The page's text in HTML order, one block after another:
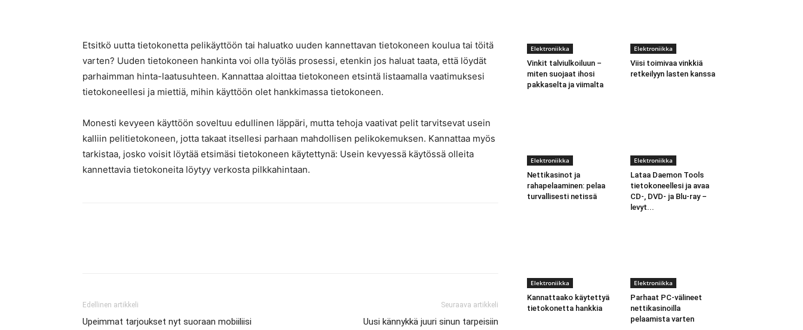
Etsitkö uutta tietokonetta pelikäyttöön tai haluatko uuden kannettavan tietokoneen koulua tai töitä
varten? Uuden tietokoneen hankinta voi olla työläs prosessi, etenkin jos haluat taata, että löydät
parhaimman hinta-laatusuhteen. Kannattaa aloittaa tietokoneen etsintä listaamalla vaatimuksesi
tietokoneellesi ja miettiä, mihin käyttöön olet hankkimassa tietokoneen.
Monesti kevyeen käyttöön soveltuu edullinen läppäri, mutta tehoja vaativat pelit tarvitsevat usein
kalliin pelitietokoneen, jotta takaat itsellesi parhaan mahdollisen pelikokemuksen. Kannattaa myös
tarkistaa, josko voisit löytää etsimäsi tietokoneen käytettynä: Usein kevyessä käytössä olleita
kannettavia tietokoneita löytyy verkosta pilkkahintaan.
Edellinen artikkeli
Upeimmat tarjoukset nyt suoraan mobiiliisi
Seuraava artikkeli
Uusi kännykkä juuri sinun tarpeisiin
Elektroniikka
Vinkit talviulkoiluun –
miten suojaat ihosi
pakkaselta ja viimalta
Elektroniikka
Viisi toimivaa vinkkiä
retkeilyyn lasten kanssa
Elektroniikka
Nettikasinot ja
rahapelaaminen: pelaa
turvallisesti netissä
Elektroniikka
Lataa Daemon Tools
tietokoneellesi ja avaa
CD-, DVD- ja Blu-ray –
levyt...
Elektroniikka
Kannattaako käytettyä
tietokonetta hankkia
Elektroniikka
Parhaat PC-välineet
nettikasinoilla
pelaamista varten